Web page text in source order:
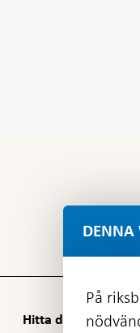
Hitta direkt
DENNA
På